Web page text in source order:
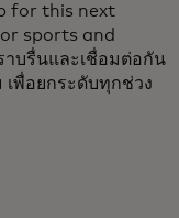
for this next
sports and
บรื่นและเชื่อมต่อกัน
พื่อยกระดับทุกช่วง